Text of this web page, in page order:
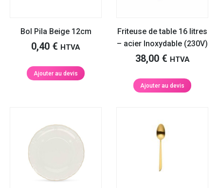
Bol Pila Beige 12cm
0,40 € HTVA
Ajouter au devis
Friteuse de table 16 litres
– acier Inoxydable (230V)
38,00 € HTVA
Ajouter au devis